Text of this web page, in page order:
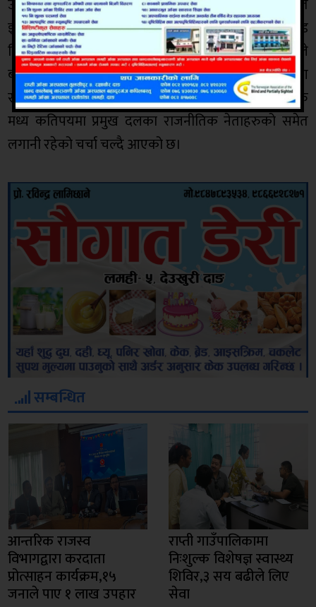
उद्योगहरुको विवरण संकलन भइरहेको छ।जिल्लामा सञ्चालित
झन्डै तीन सय जति क्रसर उद्योगमध्ये अधिकांस मापदण्ड
विपरित सञ्चालनमा रहेको जानकार बताउँछन्। कतिपयले
बालुवा वासिङ सेन्टर भनेर शक्ति र पहुँचको भरमा उद्योग
सञ्चालन गर्दै आएका छन्।दाङमा सञ्चालित क्रसर उद्योगहरु
मध्य कतिपयमा प्रमुख दलका राजनीतिक नेताहरुको समेत
लगानी रहेको चर्चा चल्दै आएको छ।
सम्बन्धित
आन्तरिक राजस्व
विभागद्वारा करदाता
प्रोत्साहन कार्यक्रम,१५
जनाले पाए १ लाख उपहार
राप्ती गाउँपालिकामा
निःशुल्क विशेषज्ञ स्वास्थ्य
शिविर,३ सय बढीले लिए
सेवा